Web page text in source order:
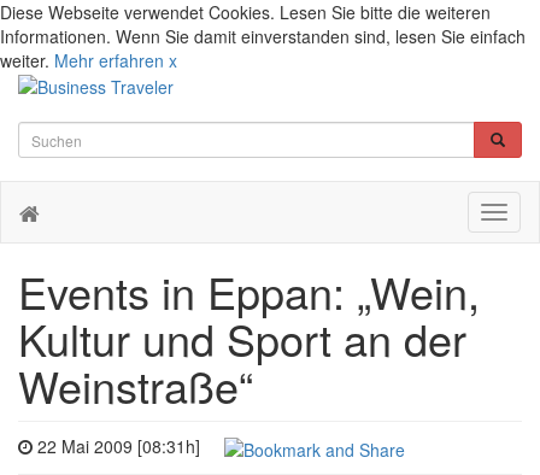
Diese Webseite verwendet Cookies. Lesen Sie bitte die weiteren
Informationen. Wenn Sie damit einverstanden sind, lesen Sie einfach
weiter. Mehr erfahren x
Events in Eppan: „Wein,
Kultur und Sport an der
Weinstraße“
22 Mai 2009 [08:31h]